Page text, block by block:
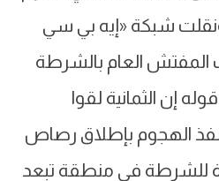
شبكة «إيه بي سي
المفتش العام بالشرطة
إن الثمانية لقوا
الهجوم بإطلاق رصاص
للشرطة في منطقة تبعد